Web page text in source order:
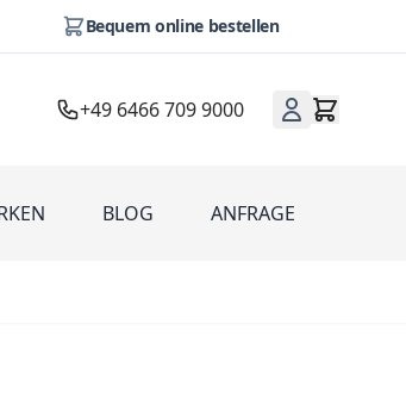
Bequem online bestellen
+49 6466 709 9000
for Werbeartikel
BLOG ANFRAGE